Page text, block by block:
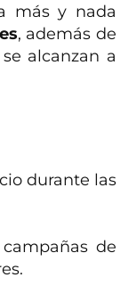
más y nada
, además de
alcanzan a
durante las
de